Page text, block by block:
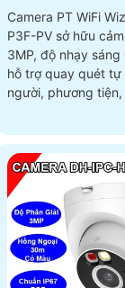
Camera PT WiFi
P3F-PV sở hữu
3MP, độ nhạy
hỗ trợ quay quét
người, phương